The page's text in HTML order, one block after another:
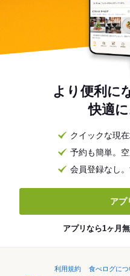
より便利に
快適
クイックな現
予約も簡単。
会員登録なし
アプ
アプリなら1ヶ月
利用規約 食べログにつ